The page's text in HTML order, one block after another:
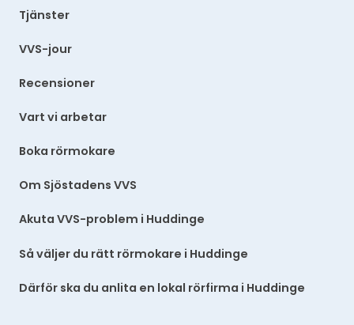
Tjänster
VVS-jour
Recensioner
Vart vi arbetar
Boka rörmokare
Om Sjöstadens VVS
Akuta VVS-problem i Huddinge
Så väljer du rätt rörmokare i Huddinge
Därför ska du anlita en lokal rörfirma i Huddinge